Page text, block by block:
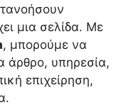
μια σελίδα. Με
, μπορούμε να
άρθρο, υπηρεσία,
επιχείρηση,